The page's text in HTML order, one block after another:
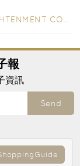
CORNER
報
資訊
Send